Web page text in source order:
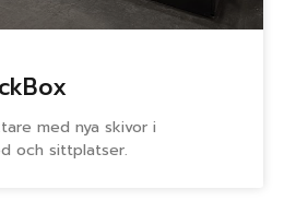
med nya skivor i
och sittplatser.